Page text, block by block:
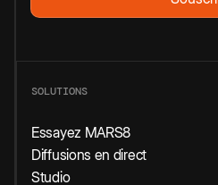
SOLUTIONS
Essayez MARS8
Diffusions en direct
Studio